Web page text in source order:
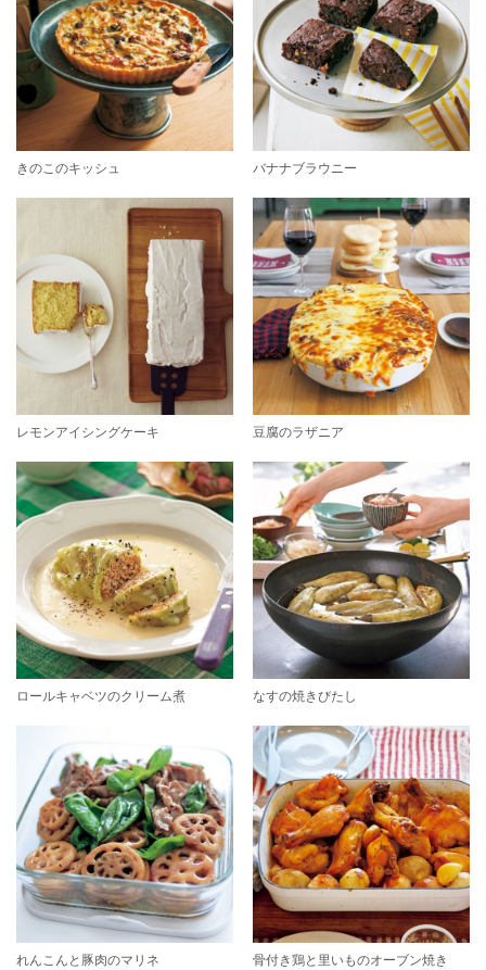
きのこのキッシュ バナナブラウニー
レモンアイシングケーキ 豆腐のラザニア
ロールキャベツのクリーム煮 なすの焼きびたし
れんこんと豚肉のマリネ 骨付き鶏と里いものオーブン焼き